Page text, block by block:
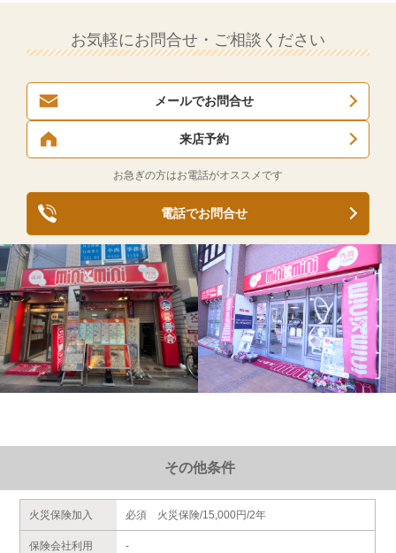
お気軽にお問合せ・ご相談ください
メールでお問合せ
来店予約
お急ぎの方はお電話がオススメです
電話でお問合せ
その他条件
火災保険加入 必須 火災保険/15,000円/2年
保険会社利用 -